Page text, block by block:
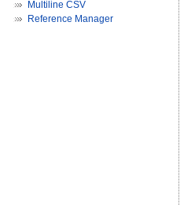
Multiline CSV
Reference Manager